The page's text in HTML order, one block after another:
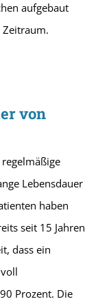
aufgebaut
von
Lebensdauer
haben
seit 15 Jahren
dass ein
Prozent. Die